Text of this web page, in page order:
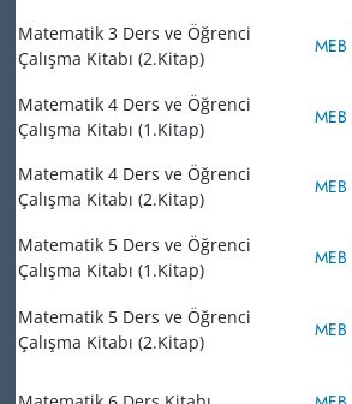
Matematik 3 Ders ve Öğrenci
Çalışma Kitabı (2.Kitap)
MEB
Matematik 4 Ders ve Öğrenci
Çalışma Kitabı (1.Kitap)
MEB
Matematik 4 Ders ve Öğrenci
Çalışma Kitabı (2.Kitap)
MEB
Matematik 5 Ders ve Öğrenci
Çalışma Kitabı (1.Kitap)
MEB
Matematik 5 Ders ve Öğrenci
Çalışma Kitabı (2.Kitap)
MEB